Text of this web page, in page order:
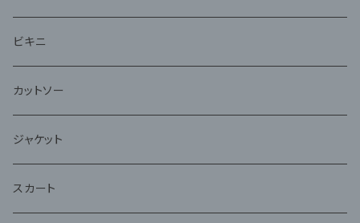
ビキニ
カットソー
ジャケット
スカート